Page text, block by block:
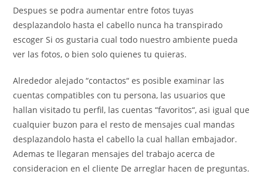
Despues se podra aumentar entre fotos tuyas
desplazandolo hasta el cabello nunca ha transpirado
escoger Si os gustaria cual todo nuestro ambiente pueda
ver las fotos, o bien solo quienes tu quieras.
Alrededor alejado “contactos“ es posible examinar las
cuentas compatibles con tu persona, las usuarios que
hallan visitado tu perfil, las cuentas “favoritos“, asi­ igual que
cualquier buzon para el resto de mensajes cual mandas
desplazandolo hasta el cabello la cual hallan embajador.
Ademas te llegaran mensajes del trabajo acerca de
consideracion en el cliente De arreglar hacen de preguntas.